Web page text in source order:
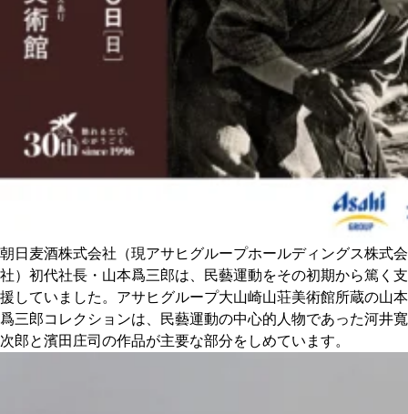
Instagram
チケットプレゼント応募
SERIES
カレーが好き
朝日麦酒株式会社（現アサヒグループホールディングス株式会
社）初代社長・山本爲三郎は、民藝運動をその初期から篤く支
援していました。アサヒグループ大山崎山荘美術館所蔵の山本
爲三郎コレクションは、民藝運動の中心的人物であった河井寬
次郎と濱田庄司の作品が主要な部分をしめています。